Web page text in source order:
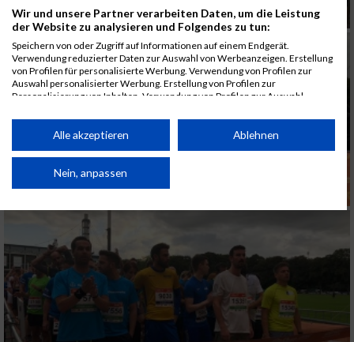
Wir und unsere Partner verarbeiten Daten, um die Leistung
der Website zu analysieren und Folgendes zu tun:
Speichern von oder Zugriff auf Informationen auf einem Endgerät.
Verwendung reduzierter Daten zur Auswahl von Werbeanzeigen. Erstellung
von Profilen für personalisierte Werbung. Verwendung von Profilen zur
Auswahl personalisierter Werbung. Erstellung von Profilen zur
Personalisierung von Inhalten. Verwendung von Profilen zur Auswahl
Performance von Inhalten. Analyse von Zielgruppen durch Statistiken oder
Kombinationen von Daten aus verschiedenen Quellen. Entwicklung und
von Inhalten.
Daten können außerhalb der Europäischen Union weitergegeben und in die
Partnerliste anzeigen (1 IAB-Anbieter)
Wir nutzen Ihre Daten für folgende Zwecke:
IAB-Verarbeitungszwecke:
Speichern von oder Zugriff auf Informationen
auf einem Endgerät
Alle akzeptieren Ablehnen
Nein, anpassen